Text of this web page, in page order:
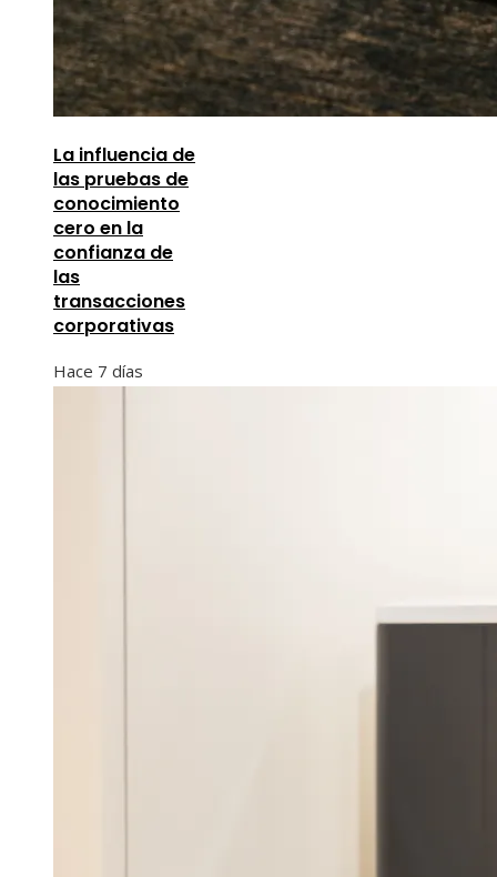
La influencia de
las pruebas de
conocimiento
cero en la
confianza de
las
transacciones
corporativas
Hace 7 días